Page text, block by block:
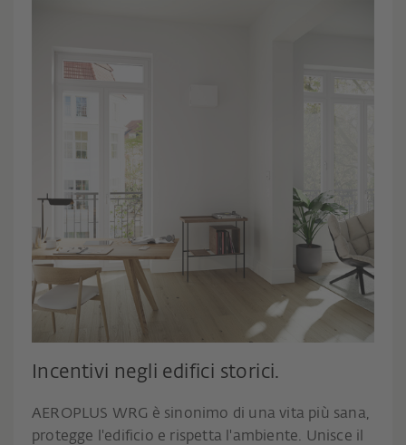
Incentivi negli edifici storici.
AEROPLUS WRG è sinonimo di una vita più sana,
protegge l'edificio e rispetta l'ambiente. Unisce il